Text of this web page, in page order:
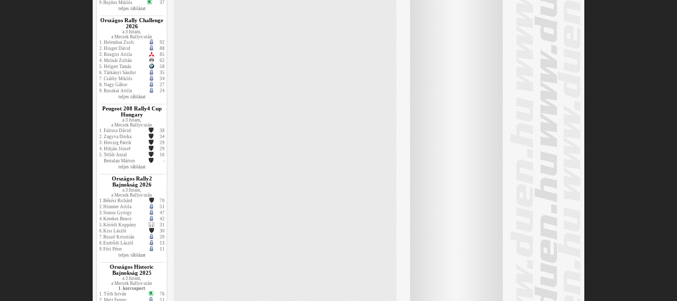
9.Bujdos Miklós 37
teljes táblázat
Országos Rally Challenge
2026
a 3.futam,
a Mecsek Rallye után
1. Helembai Zsolt
92
2. Hinger Dávid
88
3. Rongits Attila
85
4. Molnár Zoltán
62
5. Helgert Tamás
58
6. Tárkányi Sándor
35
7. Csáthy Miklós
34
8. Nagy Gábor
27
9. Ruszkai Attila 24
teljes táblázat
Peugeot 208 Rally4 Cup
Hungary
a 3.futam,
a Mecsek Rallye után
1. Faltusz Dávid
38
2. Zagyva Dorka
34
3. Herczig Patrik
29
4. Hibján József
29
5. Tellér Antal
16
Bertalan Márton
-
teljes táblázat
Országos Rally2
Bajnokság 2026
a 3.futam,
a Mecsek Rallye után
1.Békési Richárd
70
2.Himmer Attila
51
3.Simon György
47
4.Kerekes Bence
42
5.Kóródi Koppány
31
6.Kiss László
30
7.Ruszó Krisztián
20
8.Endrődi László
13
9.Fóti Péter 11
teljes táblázat
Országos Historic
Bajnokság 2025
a 3.futam,
a Mecsek Rallye után
1. korcsoport
1. Tóth István
76
2. Metz Ferenc 51